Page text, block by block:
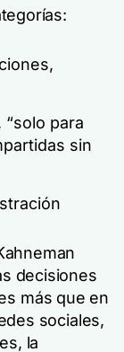
para
sin
decisiones
más que en
sociales,
la